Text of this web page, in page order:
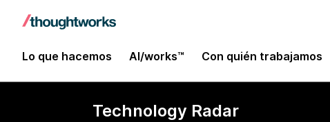
Lo que hacemos AI/works™ Con quién trabajamos
Technology Radar